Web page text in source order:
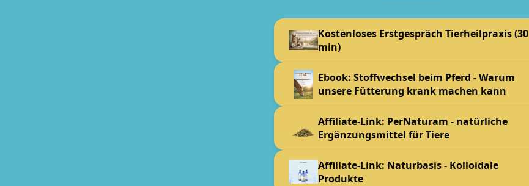
Kostenloses Erstgespräch Tierheilpraxis (30
min)
Ebook: Stoffwechsel beim Pferd - Warum
unsere Fütterung krank machen kann
Affiliate-Link: PerNaturam - natürliche
Ergänzungsmittel für Tiere
Affiliate-Link: Naturbasis - Kolloidale
Produkte